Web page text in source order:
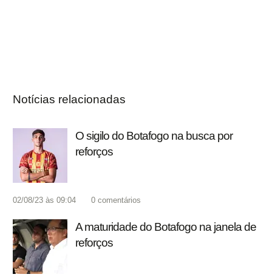
Notícias relacionadas
O sigilo do Botafogo na busca por
reforços
02/08/23 às 09:04 0 comentários
A maturidade do Botafogo na janela de
reforços